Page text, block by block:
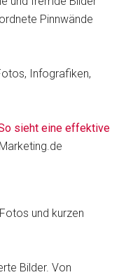
Pinnwände
Infografiken,
sieht eine effektive
und kurzen
Bilder. Von